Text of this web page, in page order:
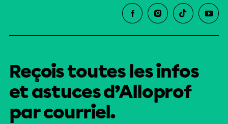
Reçois toutes les infos
et astuces d’Alloprof
par courriel.